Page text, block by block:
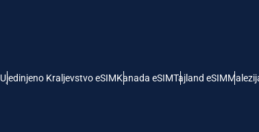
Ujedinjeno Kraljevstvo eSIMKanada eSIMTajland eSIM